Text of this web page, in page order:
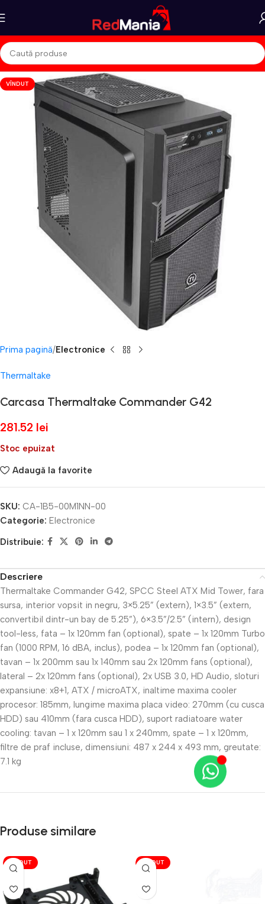
VÎNDUT
Prima pagină Electronice
Thermaltake
Carcasa Thermaltake Commander G42
281.52 lei
Stoc epuizat
Adaugă la favorite
SKU: CA-1B5-00M1NN-00
Categorie: Electronice
Distribuie:
Descriere
Thermaltake Commander G42, SPCC Steel ATX Mid Tower, fara
sursa, interior vopsit in negru, 3×5.25” (extern), 1×3.5” (extern,
convertibil dintr-un bay de 5.25”), 6×3.5”/2.5” (intern), design
tool-less, fata – 1x 120mm fan (optional), spate – 1x 120mm Turbo
fan (1000 RPM, 16 dBA, inclus), podea – 1x 120mm fan (optional),
tavan – 1x 200mm sau 1x 140mm sau 2x 120mm fans (optional),
lateral – 2x 120mm fans (optional), 2x USB 3.0, HD Audio, sloturi
expansiune: x8+1, ATX / microATX, inaltime maxima cooler
procesor: 185mm, lungime maxima placa video: 270mm (cu cusca
HDD) sau 410mm (fara cusca HDD), suport radiatoare water
cooling: tavan – 1 x 120mm sau 1 x 240mm, spate – 1 x 120mm,
filtre de praf incluse, dimensiuni: 487 x 244 x 493 mm, greutate:
7.1 kg
Produse similare
VÎNDUT VÎNDUT